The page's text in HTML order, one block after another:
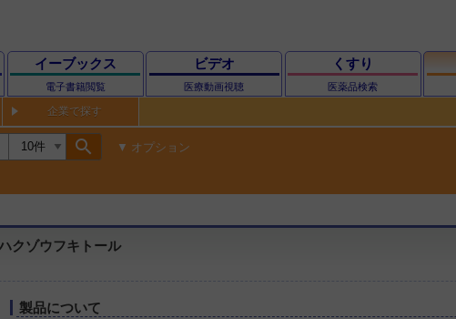
イーブックス
電子書籍閲覧
ビデオ
医療動画視聴
くすり
医薬品検索
企業で探す
search オプション
クゾウフキトール
製品について